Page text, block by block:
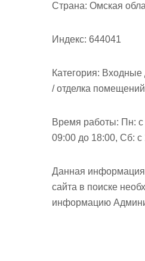
Страна: Омская
Индекс: 644041
Категория: Входные
/ отделка помещений
Время работы: Пн:
09:00 до 18:00, Сб:
Данная информация
сайта в поиске
информацию